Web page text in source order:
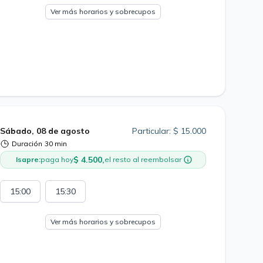
Ver más horarios y sobrecupos
Sábado, 08 de agosto
Duración 30 min
Particular: $ 15.000
Isapre:paga hoy$ 4.500,el resto al reembolsar
15:00 15:30
Ver más horarios y sobrecupos